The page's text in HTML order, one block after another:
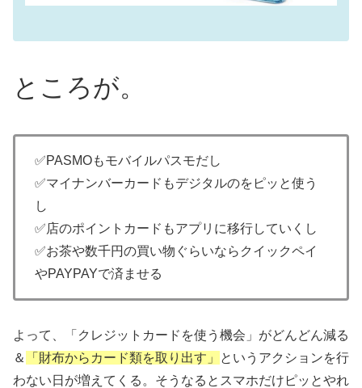
ところが。
✅PASMOもモバイルパスモだし
✅マイナンバーカードもデジタルのをピッと使う
し
✅店のポイントカードもアプリに移行していくし
✅お茶や数千円の買い物ぐらいならクイックペイ
やPAYPAYで済ませる
よって、「クレジットカードを使う機会」がどんどん減る
＆
「財布からカード類を取り出す」
というアクションを行
わない日が増えてくる。そうなるとスマホだけピッとやれ